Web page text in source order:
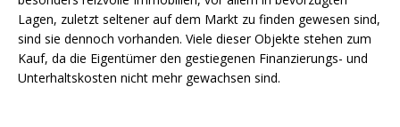
Lagen, zuletzt seltener auf dem Markt zu finden gewesen sind,
sind sie dennoch vorhanden. Viele dieser Objekte stehen zum
Kauf, da die Eigentümer den gestiegenen Finanzierungs- und
Unterhaltskosten nicht mehr gewachsen sind.